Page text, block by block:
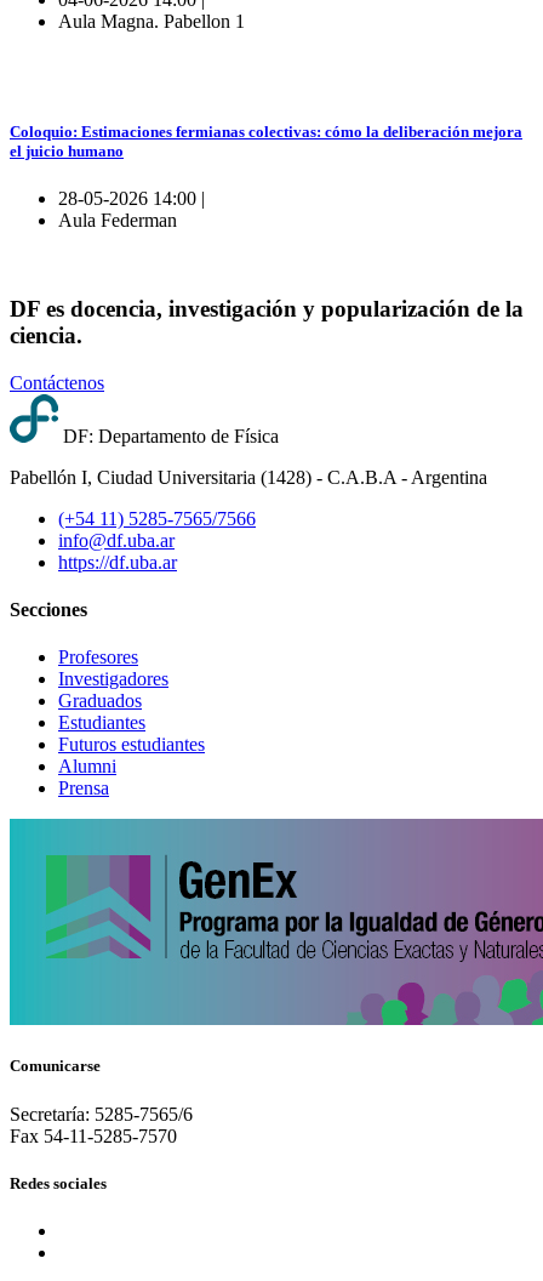
Aula Magna. Pabellon 1
Coloquio: Estimaciones fermianas colectivas: cómo la deliberación mejora
el juicio humano
28-05-2026 14:00 |
Aula Federman
DF es docencia, investigación y popularización de la
ciencia.
Contáctenos
DF: Departamento de Física
Pabellón I, Ciudad Universitaria (1428) - C.A.B.A - Argentina
(+54 11) 5285-7565/7566
info@df.uba.ar
https://df.uba.ar
Secciones
Profesores
Investigadores
Graduados
Estudiantes
Futuros estudiantes
Alumni
Prensa
Comunicarse
Secretaría: 5285-7565/6
Fax 54-11-5285-7570
Redes sociales